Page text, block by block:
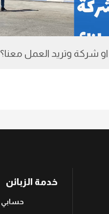
شركة وتريد العمل معنا؟
خدمة الزبائن
حسابي